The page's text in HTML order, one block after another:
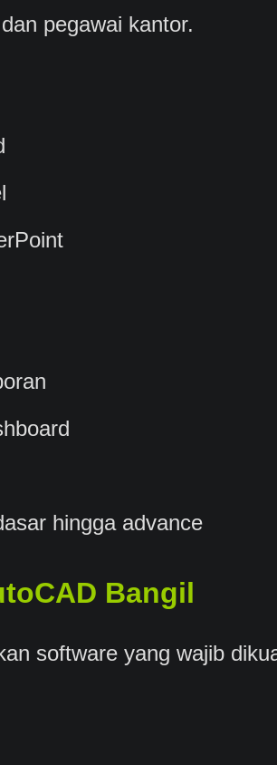
pegawai kantor.
hingga advance
Bangil
software yang wajib